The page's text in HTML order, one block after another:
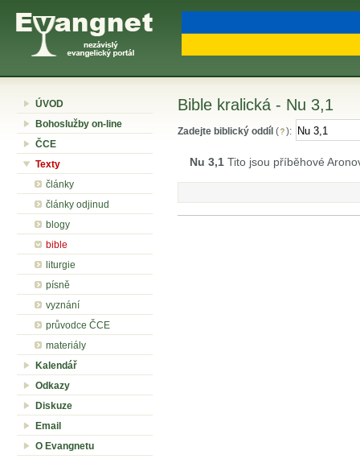
ÚVOD
Bohoslužby on-line
ČCE
Texty
články
články odjinud
blogy
bible
liturgie
písně
vyznání
průvodce ČCE
materiály
Kalendář
Odkazy
Diskuze
Email
O Evangnetu
Bible kralická - Nu 3,1
Zadejte biblický oddíl ( ):
Nu 3,1 Tito jsou příběhové